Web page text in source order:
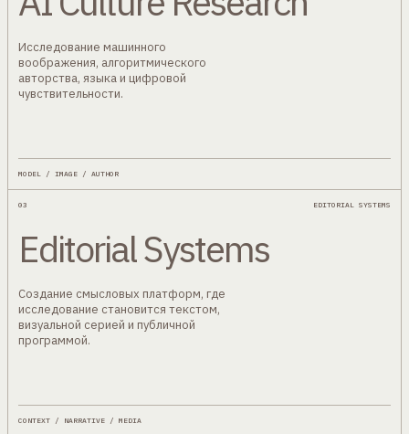
Исследование машинного
воображения, алгоритмического
авторства, языка и цифровой
чувствительности.
MODEL / IMAGE / AUTHOR
03 EDITORIAL SYSTEMS
Editorial Systems
Создание смысловых платформ, где
исследование становится текстом,
визуальной серией и публичной
программой.
CONTEXT / NARRATIVE / MEDIA